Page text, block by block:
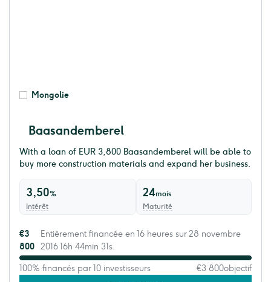
Mongolie
Baasandemberel
With a loan of EUR 3,800 ​Baasandemberel will be able to
buy more construction materials and expand her business.
3,50%
Intérêt
24mois
Maturité
€3
800
Entièrement financée en 16 heures sur 28 novembre
2016 16h 44min 31s.
100% financés par 10 investisseurs €3 800objectif